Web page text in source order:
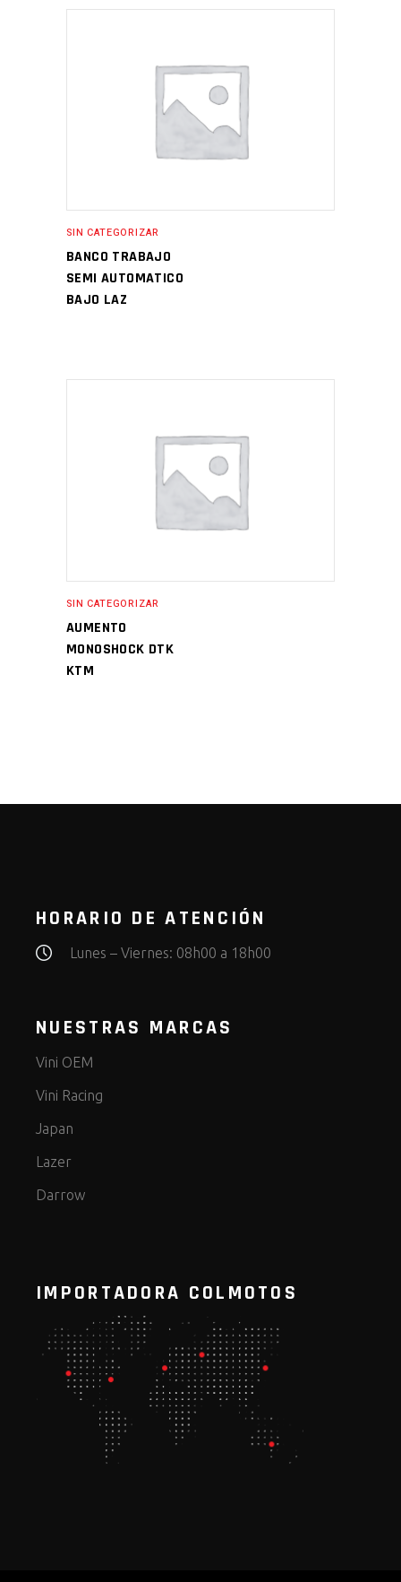
SIN CATEGORIZAR
BANCO TRABAJO
SEMI AUTOMATICO
BAJO LAZ
SIN CATEGORIZAR
AUMENTO
MONOSHOCK DTK
KTM
HORARIO DE ATENCIÓN
Lunes – Viernes: 08h00 a 18h00
NUESTRAS MARCAS
Vini OEM
Vini Racing
Japan
Lazer
Darrow
IMPORTADORA COLMOTOS